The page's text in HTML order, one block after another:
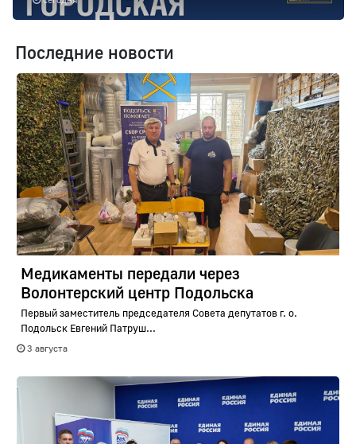
Последние новости
Медикаменты передали через
Волонтерский центр Подольска
Первый заместитель председателя Совета депутатов г. о.
Подольск Евгений Патруш...
3 августа